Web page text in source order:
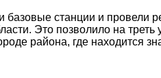
станции и провели
Это позволило на треть
района, где находится